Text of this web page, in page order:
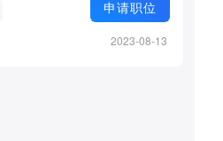
申请职位
2023-08-13